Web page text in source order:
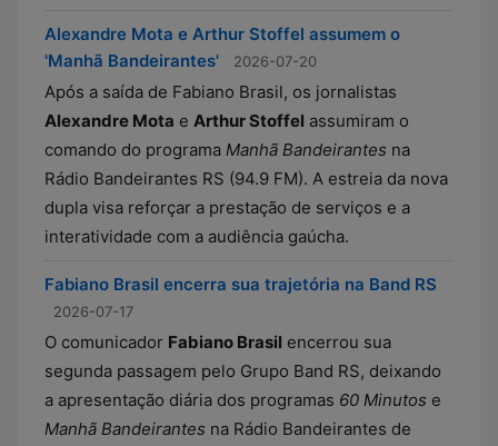
Alexandre Mota e Arthur Stoffel assumem o
'Manhã Bandeirantes'
2026-07-20
Após a saída de Fabiano Brasil, os jornalistas
Alexandre Mota e Arthur Stoffel assumiram o
comando do programa Manhã Bandeirantes na
Rádio Bandeirantes RS (94.9 FM). A estreia da nova
dupla visa reforçar a prestação de serviços e a
interatividade com a audiência gaúcha.
Fabiano Brasil encerra sua trajetória na Band RS
2026-07-17
O comunicador Fabiano Brasil encerrou sua
segunda passagem pelo Grupo Band RS, deixando
a apresentação diária dos programas 60 Minutos e
Manhã Bandeirantes na Rádio Bandeirantes de